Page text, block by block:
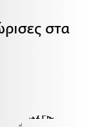
στα